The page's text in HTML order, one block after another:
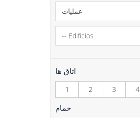
اتاق ها
1 2 3 4
حمام